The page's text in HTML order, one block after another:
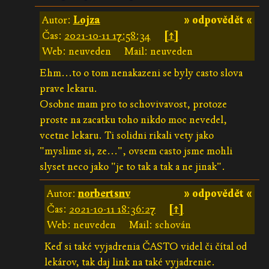
» odpovědět «
Autor: Lojza
Čas: 2021-10-11 17:58:34
[↑]
Web: neuveden
Mail: neuveden
Ehm...to o tom nenakazeni se byly casto slova
prave lekaru.
Osobne mam pro to schovivavost, protoze
proste na zacatku toho nikdo moc nevedel,
vcetne lekaru. Ti solidni rikali vety jako
"myslime si, ze...", ovsem casto jsme mohli
slyset neco jako "je to tak a tak a ne jinak".
» odpovědět «
Autor:norbertsnv
Čas: 2021-10-11 18:36:27
[↑]
Web: neuveden
Mail: schován
Keď si také vyjadrenia ČASTO videl či čítal od
lekárov, tak daj link na také vyjadrenie.